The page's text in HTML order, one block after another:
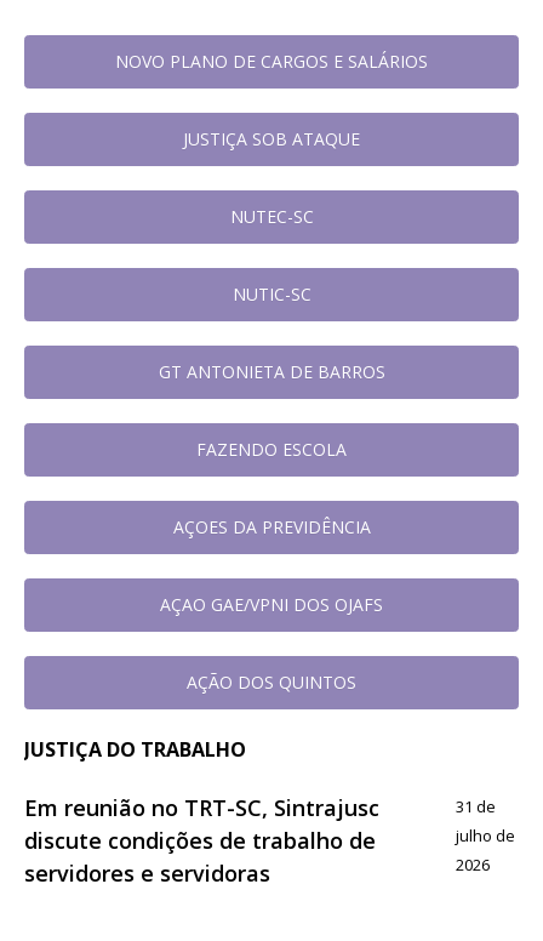
NOVO PLANO DE CARGOS E SALÁRIOS
JUSTIÇA SOB ATAQUE
NUTEC-SC
NUTIC-SC
GT ANTONIETA DE BARROS
FAZENDO ESCOLA
AÇOES DA PREVIDÊNCIA
AÇAO GAE/VPNI DOS OJAFS
AÇÃO DOS QUINTOS
JUSTIÇA DO TRABALHO
Em reunião no TRT-SC, Sintrajusc
discute condições de trabalho de
servidores e servidoras
31 de
julho de
2026